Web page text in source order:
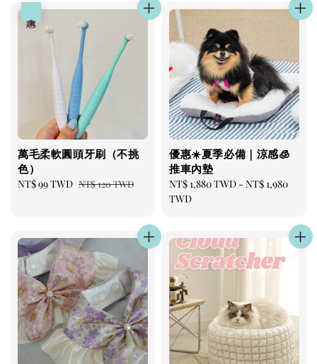
萬毛柔軟圓頭牙刷（不挑
色）
Sale
NT$ 99 TWD Regular
NT$ 120 TWD
優惠☀️夏季必備｜涼感🧊
推車內墊
Regular
price
NT$ 1,880 TWD - NT$ 1,980
TWD